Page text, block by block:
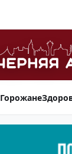
Горожане